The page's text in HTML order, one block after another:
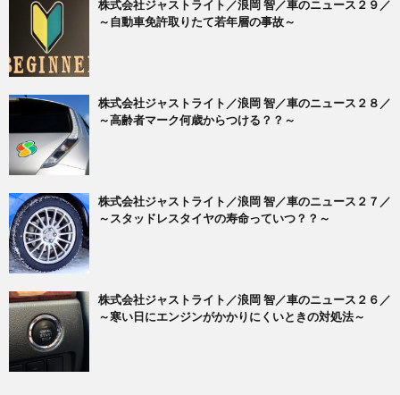
株式会社ジャストライト／浪岡 智／車のニュース２９／
～自動車免許取りたて若年層の事故～
株式会社ジャストライト／浪岡 智／車のニュース２８／
～高齢者マーク何歳からつける？？～
株式会社ジャストライト／浪岡 智／車のニュース２７／
～スタッドレスタイヤの寿命っていつ？？～
株式会社ジャストライト／浪岡 智／車のニュース２６／
～寒い日にエンジンがかかりにくいときの対処法～